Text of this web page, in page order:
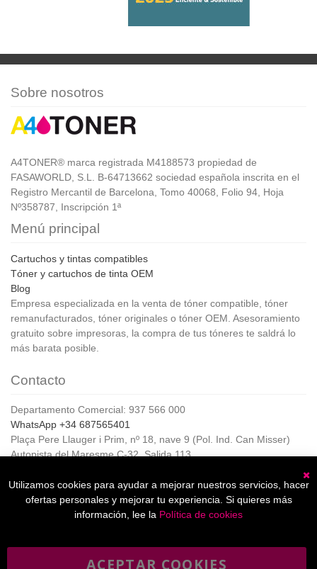
Sobre nosotros
A4TONER® marca registrada M4188573 propiedad de
FASAWORLD, S.L. B-64713662 sociedad española inscrita en el
Registro Mercantil de Barcelona, Tomo 40068, Folio 94, Hoja
Nº358787, Inscripción 1ª
Menú principal
Cartuchos y tintas compatibles
Tóner y cartuchos de tinta OEM
Blog
Empresa especializada en la venta de tóner compatible, tóner
remanufacturados, tóner originales o tóner OEM. Asesoramiento
gratuito sobre impresoras, la compra de tus tóneres te saldrá lo
más barata posible.
Contacto
Departamento Comercial: 937 566 000
WhatsApp +34 687565401
Plaça Pere Llauger i Prim, nº 18, nave 9 (Pol. Ind. Can Misser)
Autopista del Maresme C-32, Salida 113
Horario de Atención al cliente:
De lunes a jueves de 8:00 a 17:00,
Viernes de 8:00 a 15:00
Utilizamos cookies para ayudar a mejorar nuestros servicios, hacer
ofertas personales y mejorar tu experiencia. Si quieres más
información, lee la Política de cookies
ACEPTAR COOKIES